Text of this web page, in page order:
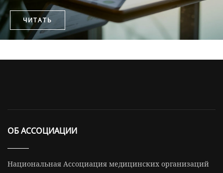
ЧИТАТЬ
ОБ АССОЦИАЦИИ
Национальная Ассоциация медицинских организаций